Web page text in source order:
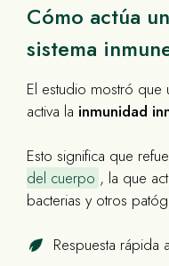
Cómo actúa
sistema
El estudio mostró que
activa la inmunidad
Esto significa que
del cuerpo , la que
bacterias y otros
Respuesta rápida